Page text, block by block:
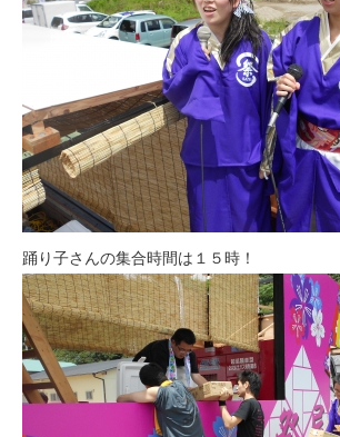
踊り子さんの集合時間は１５時！